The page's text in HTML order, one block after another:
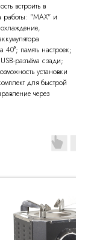
встроить в
работы: "MAX" и
память настроек;
разъёма сзади;
установки
для быстрой
через